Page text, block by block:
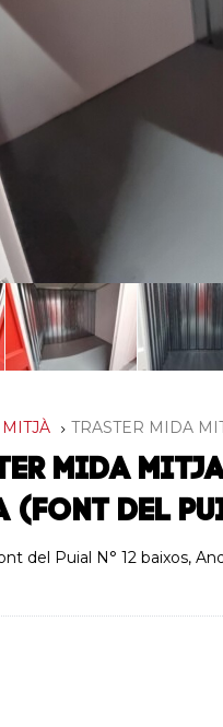
TRASTER MIDA
MIDA
(FONT DEL
del Puial N° 12 baixos,